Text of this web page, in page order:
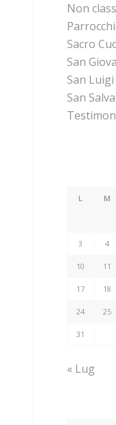
Non
Sacro
San
San Luigi
San
L M
3 4
10 11
17 18
24 25
31
« Lug